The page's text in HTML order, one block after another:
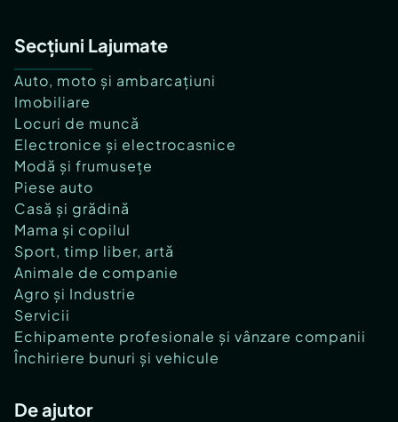
Secțiuni Lajumate
Auto, moto și ambarcațiuni
Imobiliare
Locuri de muncă
Electronice și electrocasnice
Modă și frumusețe
Piese auto
Casă și grădină
Mama și copilul
Sport, timp liber, artă
Animale de companie
Agro și Industrie
Servicii
Echipamente profesionale și vânzare companii
Închiriere bunuri și vehicule
De ajutor